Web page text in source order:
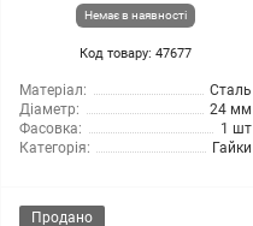
Немає в наявності
Код товару: 47677
Матеріал:
Сталь
Діаметр:
24 мм
Фасовка:
1 шт
Категорія:
Гайки
Продано